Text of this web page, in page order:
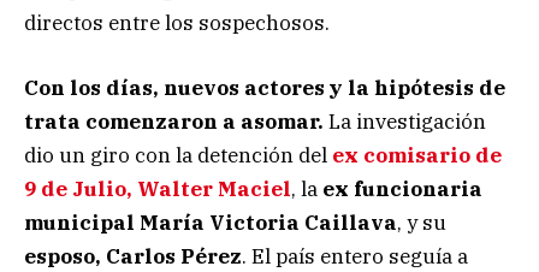
directos entre los sospechosos.
Con los días, nuevos actores y la hipótesis de
trata comenzaron a asomar. La investigación
dio un giro con la detención del ex comisario de
9 de Julio, Walter Maciel, la ex funcionaria
municipal María Victoria Caillava, y su
esposo, Carlos Pérez. El país entero seguía a